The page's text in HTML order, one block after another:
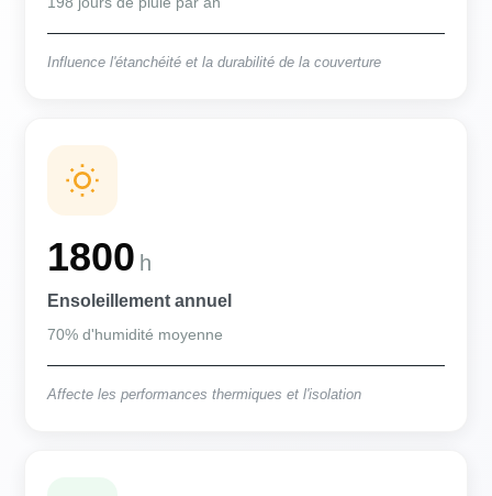
Influence l'étanchéité et la durabilité de la couverture
1800 h
Ensoleillement annuel
70% d'humidité moyenne
Affecte les performances thermiques et l'isolation